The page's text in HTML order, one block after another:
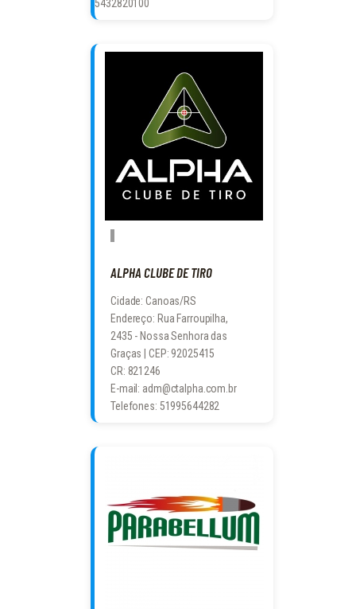
5432820100
ALPHA CLUBE DE TIRO
Cidade: Canoas/RS
Endereço: Rua Farroupilha,
2435 - Nossa Senhora das
Graças | CEP: 92025415
CR: 821246
E-mail: adm@ctalpha.com.br
Telefones: 51995644282